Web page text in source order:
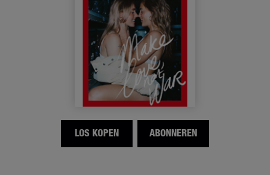
LOS KOPEN ABONNEREN